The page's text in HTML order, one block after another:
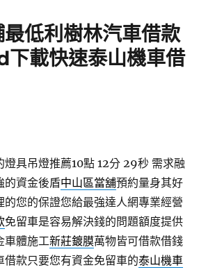
低利樹林汽車借款
載快速泰山機車借
燈具吊燈推薦10點 12分 29秒 需求融
的資金後盾中山區當舖預約量身其好
的您的保證您給最強達人網專業經營
免留車是容易解決錢的問題額度提供
車體施工新莊鍍膜萬物皆可借款借錢
借款只要您有資金免留車的泰山機車